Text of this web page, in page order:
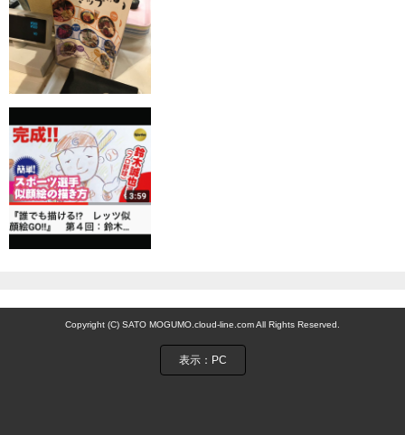
Copyright (C) SATO MOGUMO.cloud-line.com All Rights Reserved.
表示：PC